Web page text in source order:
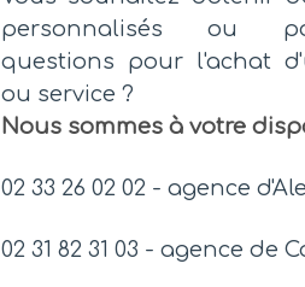
personnalisés ou
questions pour l'achat
ou service ?
Nous sommes à votre
02 33 26 02 02 - agence
02 31 82 31 03 - agence de